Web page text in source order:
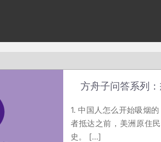
方舟子问答系列
1. 中国人怎么开始吸烟
者抵达之前，美洲原住
史。 […]